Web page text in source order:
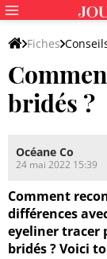
Fiches
Couleur et forme
bridés ?
Océane Co
24 mai 2022 15:39
Comment
différences
eyeliner tracer
bridés ? Voici